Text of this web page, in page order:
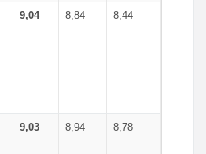
9,04 8,84 8,44
9,03 8,94 8,78